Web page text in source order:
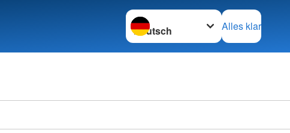
Sprache wechseln zu
Alles klar